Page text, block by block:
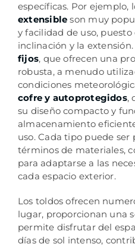
específicas. Por ejemplo,
extensible son muy
y facilidad de uso,
inclinación y la
fijos, que ofrecen una
robusta, a menudo
condiciones
cofre y autoprotegidos,
su diseño compacto y
almacenamiento
uso. Cada tipo puede ser
términos de materiales,
para adaptarse a las
cada espacio exterior.
Los toldos ofrecen
lugar, proporcionan una
permite disfrutar del
días de sol intenso,